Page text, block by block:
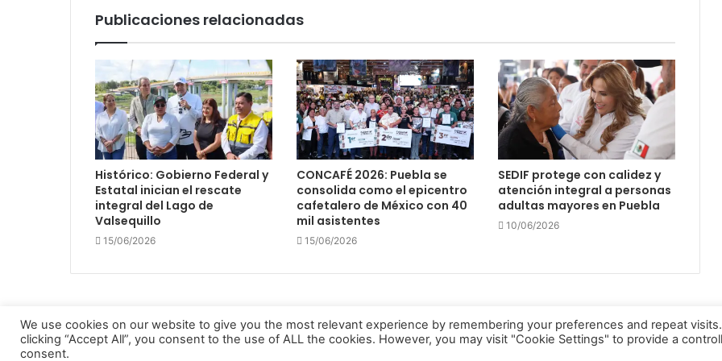
Publicaciones relacionadas
Histórico: Gobierno Federal y
Estatal inician el rescate
integral del Lago de
Valsequillo
15/06/2026
CONCAFÉ 2026: Puebla se
consolida como el epicentro
cafetalero de México con 40
mil asistentes
15/06/2026
SEDIF protege con calidez y
atención integral a personas
adultas mayores en Puebla
10/06/2026
Enfocando los hechos 2022
We use cookies on our website to give you the most relevant experience by remembering your preferences and repeat
clicking “Accept All”, you consent to the use of ALL the cookies. However, you may visit "Cookie Settings" to provide a
consent.